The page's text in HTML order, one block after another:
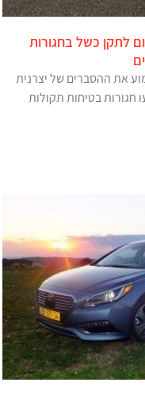
לתקן כשל בחגורות
את ההסברים של יצרנית
בטיחות תקולות